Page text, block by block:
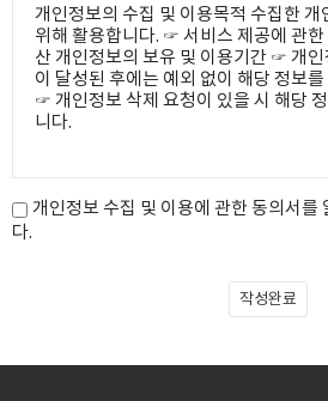
개인정보의 수집 및 이용목적 수집한 개
위해 활용합니다. ☞ 서비스 제공에 관한
산개인정보의 보유 및 이용기간 ☞ 개인
이 달성된 후에는 예외 없이 해당 정보
☞ 개인정보 삭제 요청이 있을 시 해당
니다.
개인정보 수집 및 이용에 관한 동의서를
다.